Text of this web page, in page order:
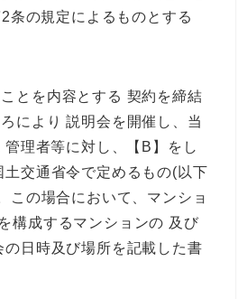
条の規定によるものとする
とを内容とする 契約を締結
により 説明会を開催し、当
理者等に対し、【B】をし
交通省令で定めるもの(以下
この場合において、マンショ
構成するマンションの 及び
日時及び場所を記載した書